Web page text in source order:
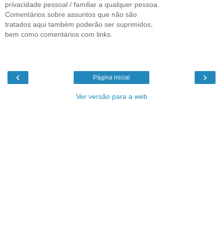
privacidade pessoal / familiar a qualquer pessoa.
Comentários sobre assuntos que não são
tratados aqui também poderão ser suprimidos,
bem como comentários com links.
‹ ›
Página inicial
Ver versão para a web